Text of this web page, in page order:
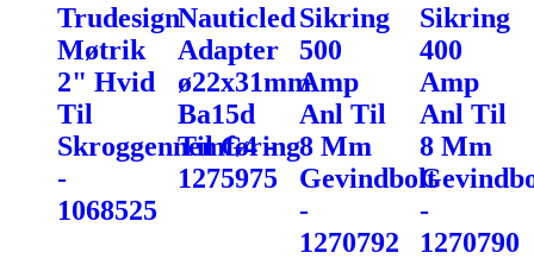
Trudesign
Møtrik
2" Hvid
Til
Skroggennemføring
-
1068525
Nauticled
Adapter
ø22x31mm
Ba15d
Til G4 -
1275975
Sikring
500
Amp
Anl Til
8 Mm
Gevindbolt
-
1270792
Sikring
400
Amp
Anl Til
8 Mm
-
1270790